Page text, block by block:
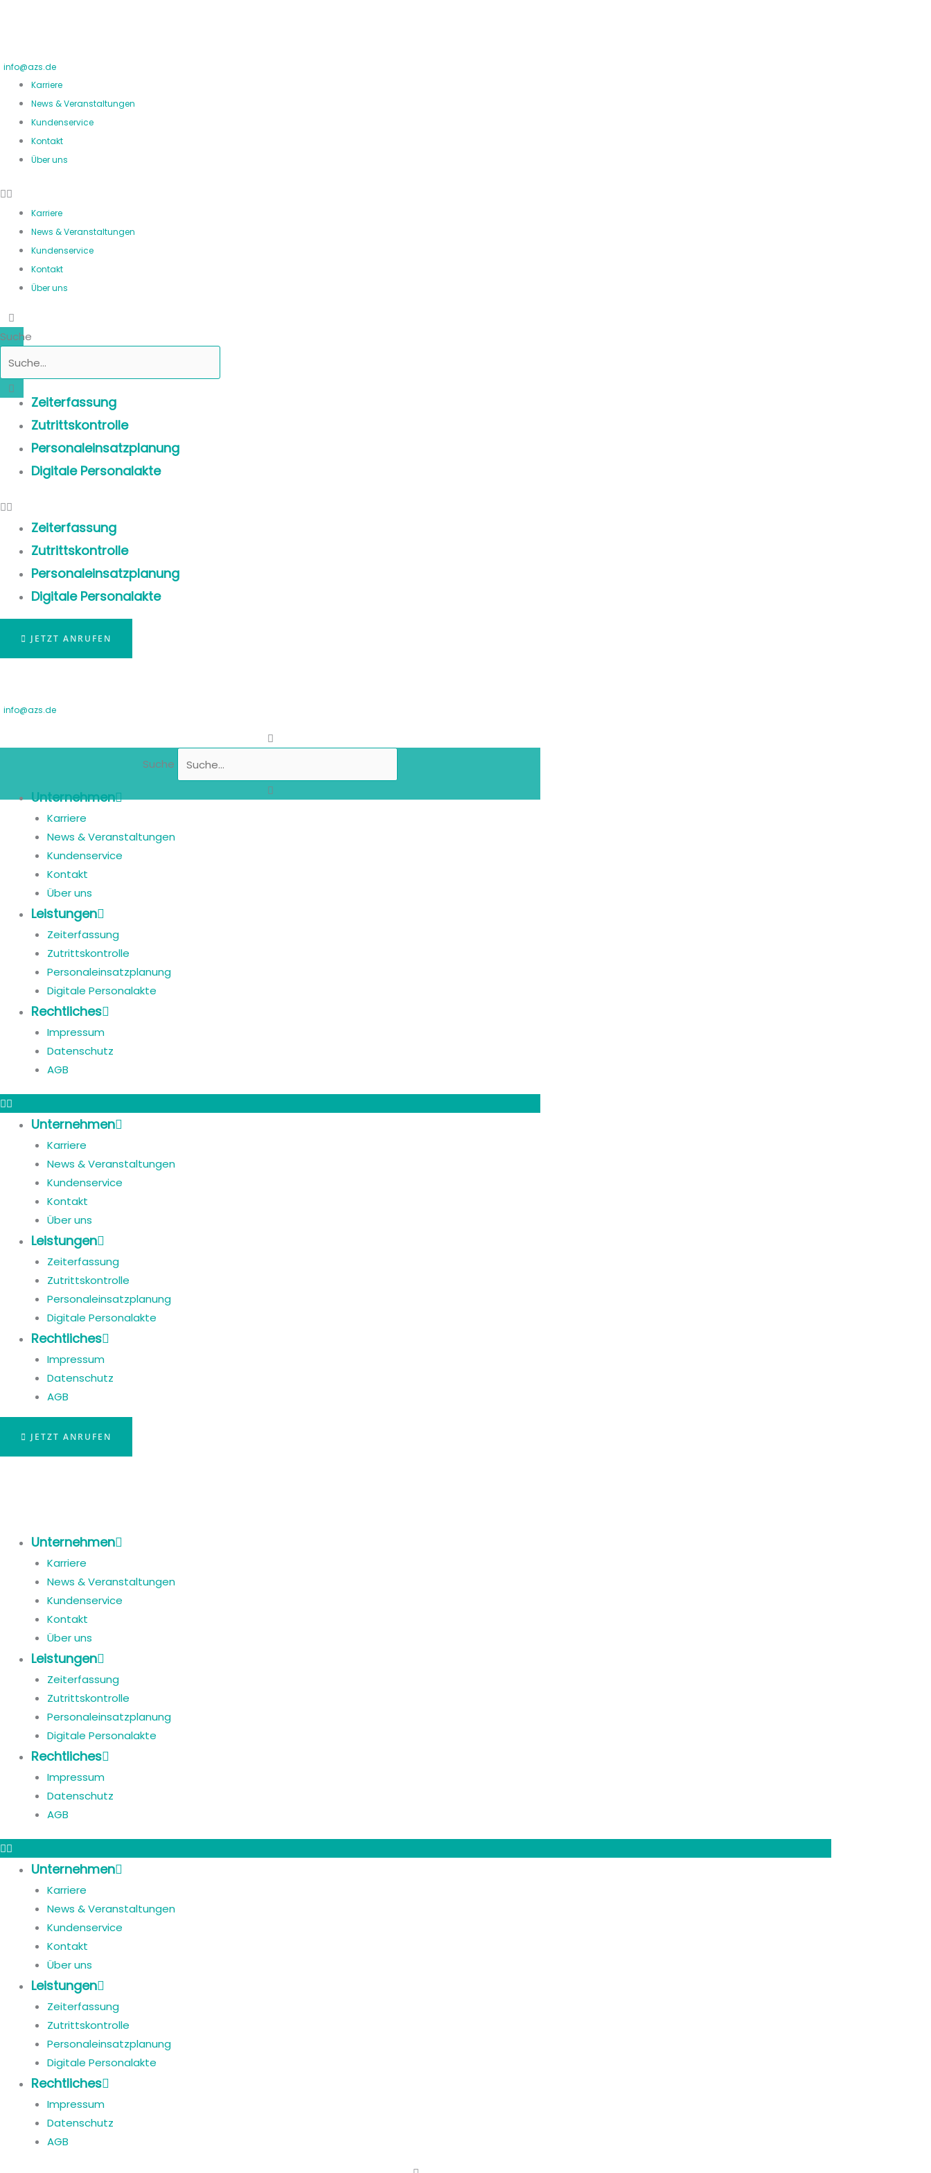
info@azs.de
Karriere
News & Veranstaltungen
Kundenservice
Kontakt
Über uns
Karriere
News & Veranstaltungen
Kundenservice
Kontakt
Über uns
Suche
Zeiterfassung
Zutrittskontrolle
Personaleinsatzplanung
Digitale Personalakte
Zeiterfassung
Zutrittskontrolle
Personaleinsatzplanung
Digitale Personalakte
JETZT ANRUFEN
info@azs.de
Suche
Unternehmen
Karriere
News & Veranstaltungen
Kundenservice
Kontakt
Über uns
Leistungen
Zeiterfassung
Zutrittskontrolle
Personaleinsatzplanung
Digitale Personalakte
Rechtliches
Impressum
Datenschutz
AGB
Unternehmen
Karriere
News & Veranstaltungen
Kundenservice
Kontakt
Über uns
Leistungen
Zeiterfassung
Zutrittskontrolle
Personaleinsatzplanung
Digitale Personalakte
Rechtliches
Impressum
Datenschutz
AGB
JETZT ANRUFEN
Unternehmen
Karriere
News & Veranstaltungen
Kundenservice
Kontakt
Über uns
Leistungen
Zeiterfassung
Zutrittskontrolle
Personaleinsatzplanung
Digitale Personalakte
Rechtliches
Impressum
Datenschutz
AGB
Unternehmen
Karriere
News & Veranstaltungen
Kundenservice
Kontakt
Über uns
Leistungen
Zeiterfassung
Zutrittskontrolle
Personaleinsatzplanung
Digitale Personalakte
Rechtliches
Impressum
Datenschutz
AGB